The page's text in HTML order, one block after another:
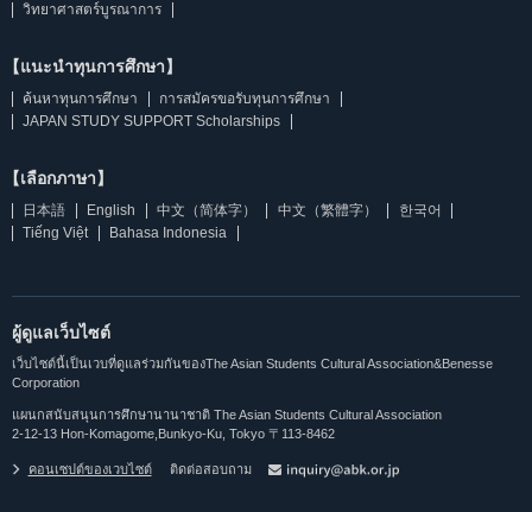
วิทยาศาสตร์บูรณาการ
【แนะนำทุนการศึกษา】
ค้นหาทุนการศึกษา
การสมัครขอรับทุนการศึกษา
JAPAN STUDY SUPPORT Scholarships
【เลือกภาษา】
日本語 English 中文（简体字） 中文（繁體字）
한국어
Tiếng Việt
Bahasa Indonesia
ผู้ดูแลเว็บไซต์
เว็บไซต์นี้เป็นเวบที่ดูแลร่วมกันของThe Asian Students Cultural Association&Benesse
Corporation
แผนกสนับสนุนการศึกษานานาชาติ The Asian Students Cultural Association
2-12-13 Hon-Komagome,Bunkyo-Ku, Tokyo 〒113-8462
คอนเซปต์ของเวบไซต์ ติดต่อสอบถาม